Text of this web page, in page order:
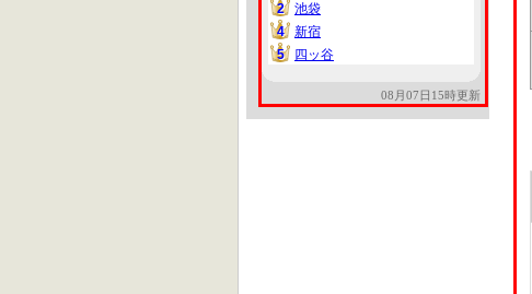
2
2
池袋
4
4
新宿
5
5 四ッ谷
08月07日15時更新